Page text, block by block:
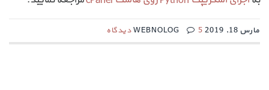
مارس 18, 2019 WEBNOLOG 5 دیدگاه